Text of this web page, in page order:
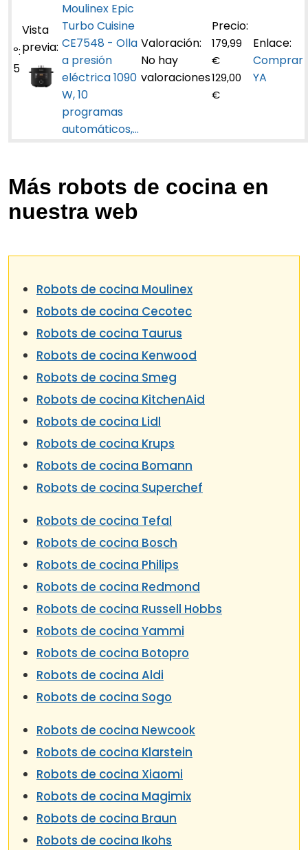
5
Moulinex Epic
Turbo Cuisine
CE7548 - Olla
a presión
eléctrica 1090
W, 10
programas
automáticos,...
No hay
valoraciones
179,99
€
129,00
€
Comprar
YA
Más robots de cocina en
nuestra web
Robots de cocina Moulinex
Robots de cocina Cecotec
Robots de cocina Taurus
Robots de cocina Kenwood
Robots de cocina Smeg
Robots de cocina KitchenAid
Robots de cocina Lidl
Robots de cocina Krups
Robots de cocina Bomann
Robots de cocina Superchef
Robots de cocina Tefal
Robots de cocina Bosch
Robots de cocina Philips
Robots de cocina Redmond
Robots de cocina Russell Hobbs
Robots de cocina Yammi
Robots de cocina Botopro
Robots de cocina Aldi
Robots de cocina Sogo
Robots de cocina Newcook
Robots de cocina Klarstein
Robots de cocina Xiaomi
Robots de cocina Magimix
Robots de cocina Braun
Robots de cocina Ikohs